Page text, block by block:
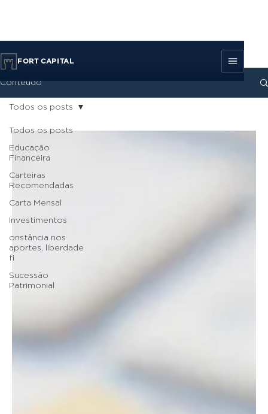
FORT CAPITAL
Conteúdo
Todos os posts
Educação
Financeira
Carteiras
Recomendadas
Carta Mensal
Investimentos
onstância nos
aportes, liberdade
fi
Sucessão
Patrimonial
Todos os posts